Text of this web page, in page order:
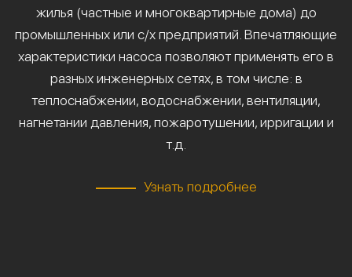
жилья (частные и многоквартирные дома) до
промышленных или с/х предприятий. Впечатляющие
характеристики насоса позволяют применять его в
разных инженерных сетях, в том числе: в
теплоснабжении, водоснабжении, вентиляции,
нагнетании давления, пожаротушении, ирригации и
т.д.
Узнать подробнее